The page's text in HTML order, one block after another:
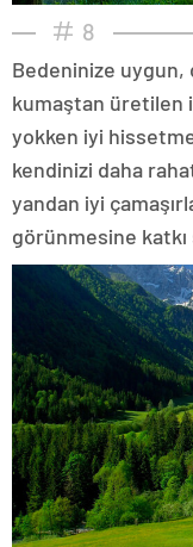
8
Bedeninize uygun,
kumaştan üretilen
yokken iyi
kendinizi daha
yandan iyi
görünmesine katkı